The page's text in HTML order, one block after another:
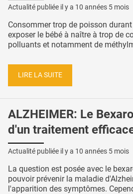
Actualité publiée il y a 10 années 5 mois
Consommer trop de poisson durant
exposer le bébé à naître à trop de
polluants et notamment de
LIRE LA SUITE
ALZHEIMER: Le
d'un traitement
Actualité publiée il y a 10 années 5 mois
La question est posée avec le
pouvoir prévenir la maladie
l'apparition des symptômes.